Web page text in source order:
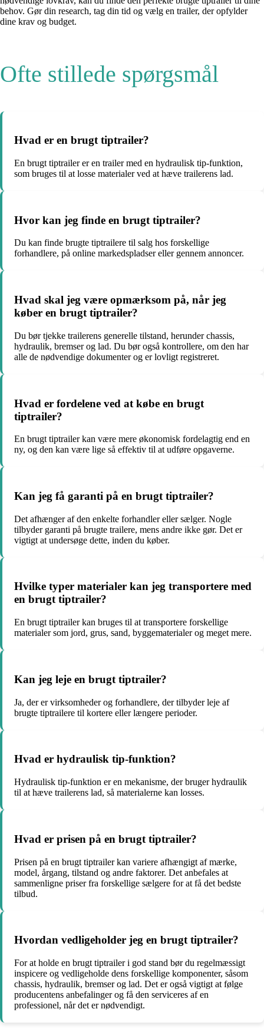
behov. Gør din research, tag din tid og vælg en trailer, der opfylder
dine krav og budget.
Ofte stillede spørgsmål
Hvad er en brugt tiptrailer?
En brugt tiptrailer er en trailer med en hydraulisk tip-funktion,
som bruges til at losse materialer ved at hæve trailerens lad.
Hvor kan jeg finde en brugt tiptrailer?
Du kan finde brugte tiptrailere til salg hos forskellige
forhandlere, på online markedspladser eller gennem annoncer.
Hvad skal jeg være opmærksom på, når jeg
køber en brugt tiptrailer?
Du bør tjekke trailerens generelle tilstand, herunder chassis,
hydraulik, bremser og lad. Du bør også kontrollere, om den har
alle de nødvendige dokumenter og er lovligt registreret.
Hvad er fordelene ved at købe en brugt
tiptrailer?
En brugt tiptrailer kan være mere økonomisk fordelagtig end en
ny, og den kan være lige så effektiv til at udføre opgaverne.
Kan jeg få garanti på en brugt tiptrailer?
Det afhænger af den enkelte forhandler eller sælger. Nogle
tilbyder garanti på brugte trailere, mens andre ikke gør. Det er
vigtigt at undersøge dette, inden du køber.
Hvilke typer materialer kan jeg transportere med
en brugt tiptrailer?
En brugt tiptrailer kan bruges til at transportere forskellige
materialer som jord, grus, sand, byggematerialer og meget mere.
Kan jeg leje en brugt tiptrailer?
Ja, der er virksomheder og forhandlere, der tilbyder leje af
brugte tiptrailere til kortere eller længere perioder.
Hvad er hydraulisk tip-funktion?
Hydraulisk tip-funktion er en mekanisme, der bruger hydraulik
til at hæve trailerens lad, så materialerne kan losses.
Hvad er prisen på en brugt tiptrailer?
Prisen på en brugt tiptrailer kan variere afhængigt af mærke,
model, årgang, tilstand og andre faktorer. Det anbefales at
sammenligne priser fra forskellige sælgere for at få det bedste
tilbud.
Hvordan vedligeholder jeg en brugt tiptrailer?
For at holde en brugt tiptrailer i god stand bør du regelmæssigt
inspicere og vedligeholde dens forskellige komponenter, såsom
chassis, hydraulik, bremser og lad. Det er også vigtigt at følge
producentens anbefalinger og få den serviceres af en
professionel, når det er nødvendigt.